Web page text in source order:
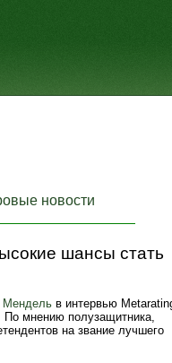
новости
шансы стать
Мендель в интервью
По мнению полузащитника,
на звание лучшего